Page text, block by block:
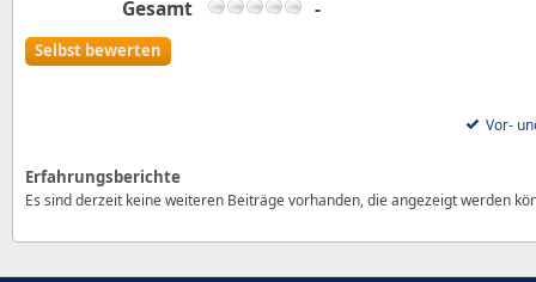
Gesamt -
Selbst bewerten
Vor-
Erfahrungsberichte
Es sind derzeit keine weiteren Beiträge vorhanden, die angezeigt werden